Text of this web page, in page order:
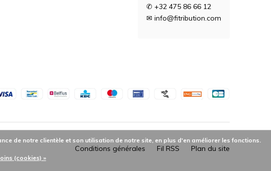
✆ +32 475 86 66 12
✉ info@fitribution.com
Conditions générales Fil RSS Plan du site
de notre clientèle et son utilisation de notre site, en plus d'en améliorer les fonctions.
(cookies) »